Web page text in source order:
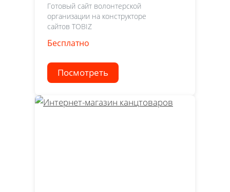
Готовый сайт волонтерской
организации на конструкторе
сайтов TOBIZ
Бесплатно
Посмотреть